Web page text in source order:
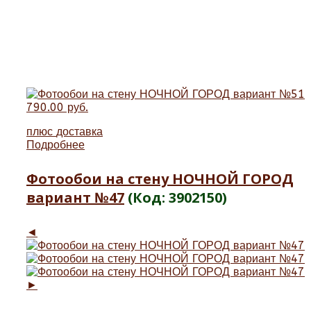
790.00 руб.
плюс доставка
Подробнее
Фотообои на стену НОЧНОЙ ГОРОД
вариант №47 (Код: 3902150)
◄
►